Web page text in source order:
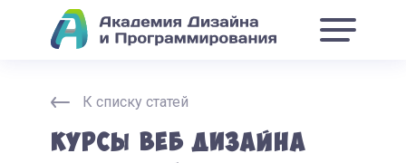
К списку статей
Курсы веб дизайна